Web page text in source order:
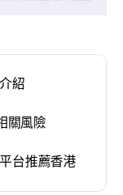
紹
關風險
台推薦香港